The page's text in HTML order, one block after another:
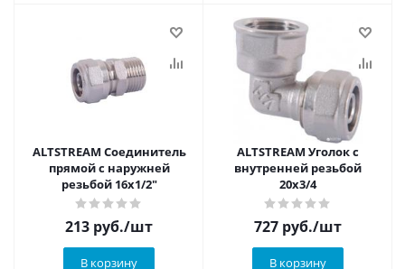
ALTSTREAM Соединитель
прямой с наружней
резьбой 16х1/2"
213 руб./шт
В корзину
ALTSTREAM Уголок с
внутренней резьбой
20х3/4
727 руб./шт
В корзину